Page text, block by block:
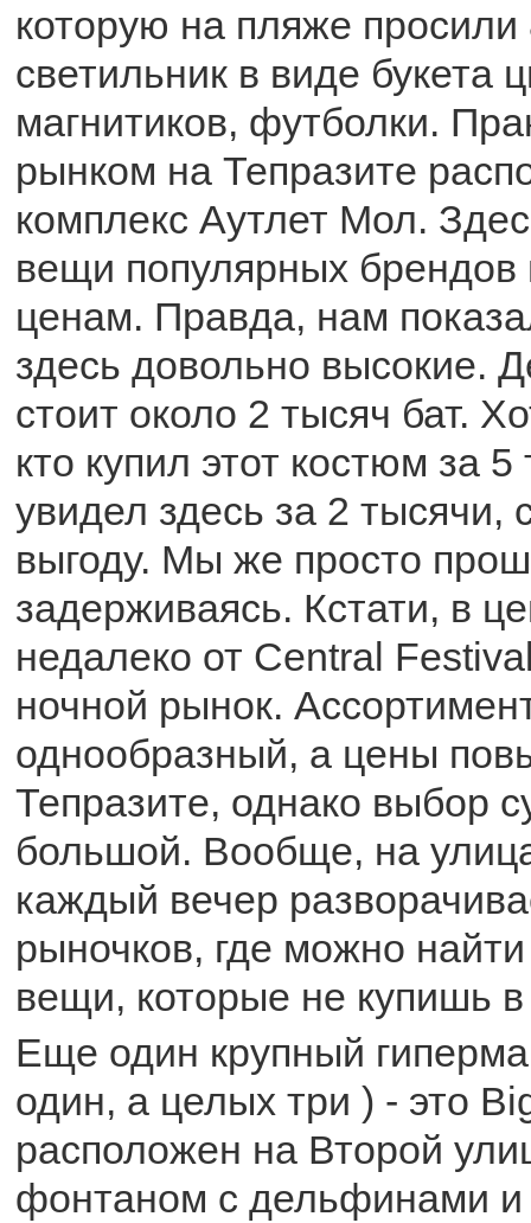
которую на пляже просили
светильник в виде букета
магнитиков, футболки.
рынком на Тепразите
комплекс Аутлет Мол.
вещи популярных
ценам. Правда, нам
здесь довольно высокие.
стоит около 2 тысяч бат.
кто купил этот костюм за
увидел здесь за 2 тысячи,
выгоду. Мы же просто
задерживаясь. Кстати, в
недалеко от Central
ночной рынок.
однообразный, а цены
Тепразите, однако выбор
большой. Вообще, на
каждый вечер
рыночков, где можно
вещи, которые не купишь в
Еще один крупный
один, а целых три ) - это
расположен на Второй
фонтаном с дельфинами и